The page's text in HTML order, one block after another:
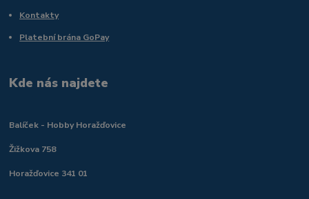
Kontakty
Platební brána GoPay
Kde nás najdete
Balíček - Hobby Horažďovice
Žižkova 758
Horažďovice 341 01